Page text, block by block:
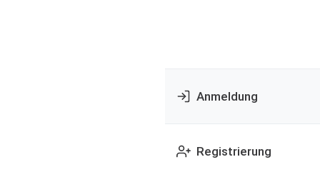
Anmeldung
Registrierung